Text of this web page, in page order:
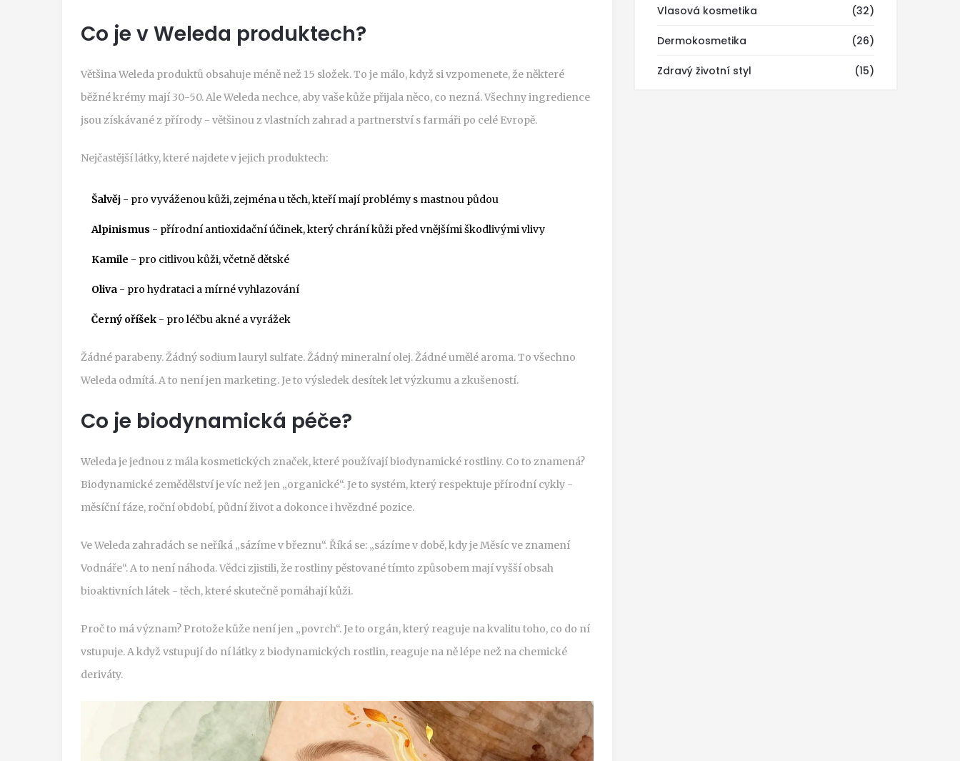
Co je v Weleda produktech?
Většina Weleda produktů obsahuje méně než 15 složek. To je málo, když si vzpomenete, že některé
běžné krémy mají 30-50. Ale Weleda nechce, aby vaše kůže přijala něco, co nezná. Všechny ingredience
jsou získávané z přírody - většinou z vlastních zahrad a partnerství s farmáři po celé Evropě.
Nejčastější látky, které najdete v jejich produktech:
Šalvěj - pro vyváženou kůži, zejména u těch, kteří mají problémy s mastnou půdou
Alpinismus - přírodní antioxidační účinek, který chrání kůži před vnějšími škodlivými vlivy
Kamile - pro citlivou kůži, včetně dětské
Oliva - pro hydrataci a mírné vyhlazování
Černý oříšek - pro léčbu akné a vyrážek
Žádné parabeny. Žádný sodium lauryl sulfate. Žádný mineralní olej. Žádné umělé aroma. To všechno
Weleda odmítá. A to není jen marketing. Je to výsledek desítek let výzkumu a zkušeností.
Co je biodynamická péče?
Weleda je jednou z mála kosmetických značek, které používají biodynamické rostliny. Co to znamená?
Biodynamické zemědělství je víc než jen „organické“. Je to systém, který respektuje přírodní cykly -
měsíční fáze, roční období, půdní život a dokonce i hvězdné pozice.
Ve Weleda zahradách se neříká „sázíme v březnu“. Říká se: „sázíme v době, kdy je Měsíc ve znamení
Vodnáře“. A to není náhoda. Vědci zjistili, že rostliny pěstované tímto způsobem mají vyšší obsah
bioaktivních látek - těch, které skutečně pomáhají kůži.
Proč to má význam? Protože kůže není jen „povrch“. Je to orgán, který reaguje na kvalitu toho, co do ní
vstupuje. A když vstupují do ní látky z biodynamických rostlin, reaguje na ně lépe než na chemické
deriváty.
Vlasová kosmetika (32)
Dermokosmetika (26)
Zdravý životní styl (15)